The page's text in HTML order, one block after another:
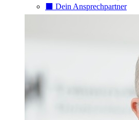
⬛️ Dein Ansprechpartner